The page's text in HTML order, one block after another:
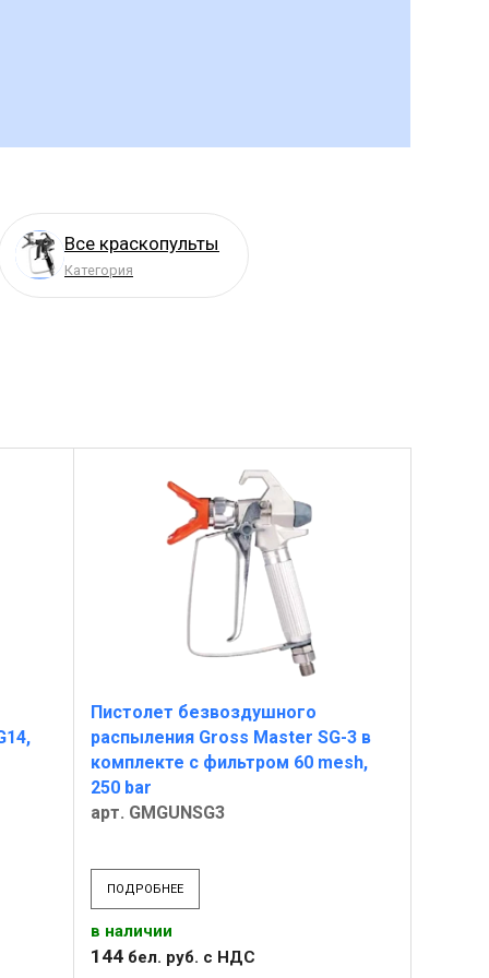
Все краскопульты
Категория
Пистолет безвоздушного
распыления Gross Master SG-3 в
комплекте с фильтром 60 mesh,
250 bar
арт. GMGUNSG3
ПОДРОБНЕЕ
в наличии
144 бел. руб. с НДС